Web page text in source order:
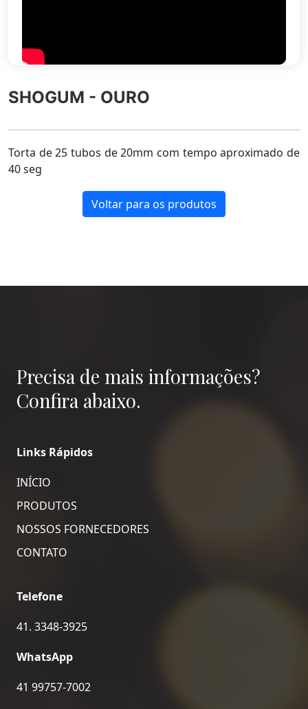
SHOGUM - OURO
Torta de 25 tubos de 20mm com tempo aproximado de
40 seg
Voltar para os produtos
Precisa de mais informações?
Confira abaixo.
Links Rápidos
INÍCIO
PRODUTOS
NOSSOS FORNECEDORES
CONTATO
Telefone
41. 3348-3925
WhatsApp
41 99757-7002